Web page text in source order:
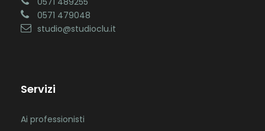
0571 479048
studio@studioclu.it
Servizi
Ai professionisti